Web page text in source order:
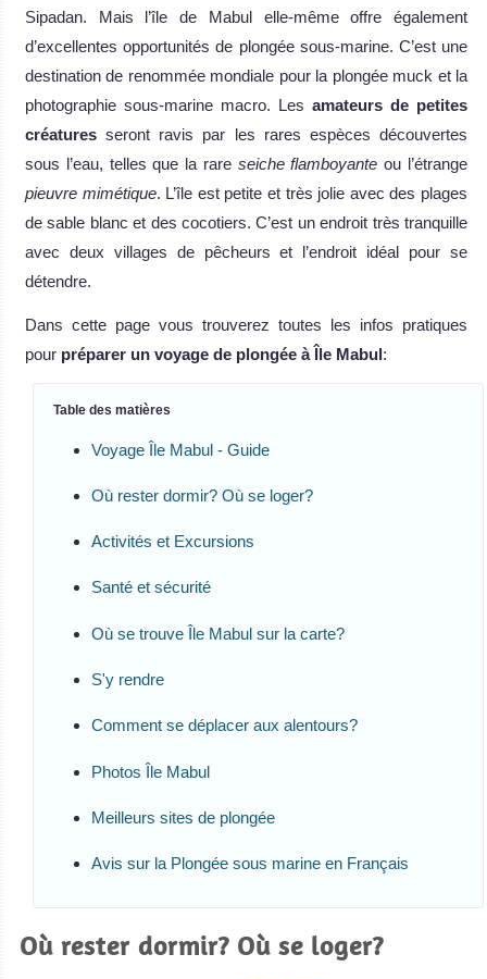
Sipadan. Mais l’île de Mabul elle-même offre également
d’excellentes opportunités de plongée sous-marine. C’est une
destination de renommée mondiale pour la plongée muck et la
photographie sous-marine macro. Les amateurs de petites
créatures seront ravis par les rares espèces découvertes
sous l’eau, telles que la rare seiche flamboyante ou l’étrange
pieuvre mimétique. L’île est petite et très jolie avec des plages
de sable blanc et des cocotiers. C’est un endroit très tranquille
avec deux villages de pêcheurs et l’endroit idéal pour se
détendre.
Dans cette page vous trouverez toutes les infos pratiques
pour préparer un voyage de plongée à Île Mabul:
Table des matières
Voyage Île Mabul - Guide
Où rester dormir? Où se loger?
Activités et Excursions
Santé et sécurité
Où se trouve Île Mabul sur la carte?
S'y rendre
Comment se déplacer aux alentours?
Photos Île Mabul
Meilleurs sites de plongée
Avis sur la Plongée sous marine en Français
Où rester dormir? Où se loger?